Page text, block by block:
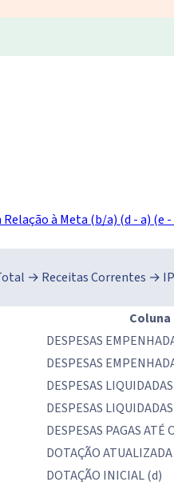
Relação à Meta (b/a)(d - a)(e
→ Receitas Correntes →
Coluna
DESPESAS
DESPESAS
DESPESAS
DESPESAS
DESPESAS PAGAS
DOTAÇÃO
DOTAÇÃO INICIAL (d)